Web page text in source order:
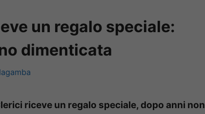
un regalo speciale:
dimenticata
riceve un regalo speciale, dopo anni non